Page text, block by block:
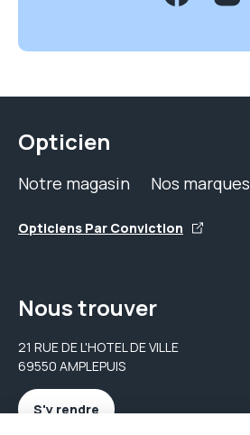
Opticien
Notre magasin Nos marques
Opticiens Par Conviction
Nous trouver
21 RUE DE L'HOTEL DE VILLE
69550 AMPLEPUIS
S'y rendre